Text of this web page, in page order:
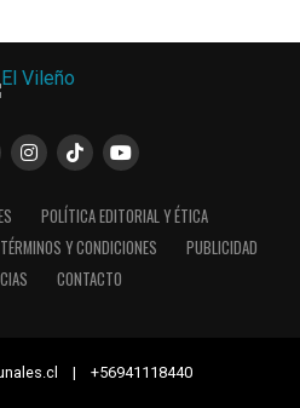
POLÍTICA EDITORIAL Y ÉTICA
TÉRMINOS Y CONDICIONES
PUBLICIDAD
CONTACTO
| +56941118440